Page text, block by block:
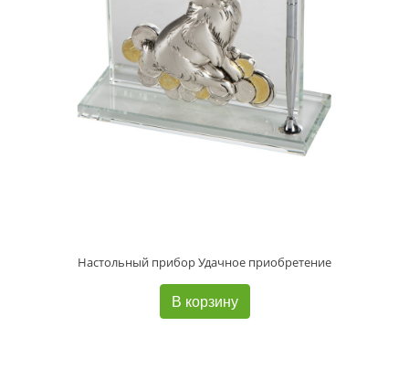
Настольный прибор Удачное приобретение
В корзину